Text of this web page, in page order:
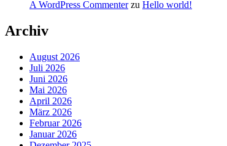
A WordPress Commenterzu Hello world!
Archiv
August 2026
Juli 2026
Juni 2026
Mai 2026
April 2026
März 2026
Februar 2026
Januar 2026